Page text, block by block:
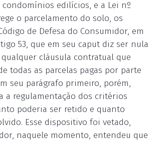
edilícios, e a Lei nº
o parcelamento do solo, os
de Defesa do Consumidor, em
53, que em seu caput diz ser nula
cláusula contratual que
todas as parcelas pagas por parte
seu parágrafo primeiro, porém,
a regulamentação dos critérios
poderia ser retido e quanto
Esse dispositivo foi vetado,
naquele momento, entendeu que